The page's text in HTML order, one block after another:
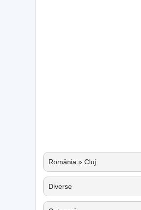
România » Cluj
Diverse